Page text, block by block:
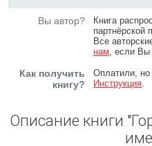
Вы автор?
Книга
партнёрской
Все
нам, если Вы
Как получить
книгу?
Оплатили, но
Инструкция.
Описание книги